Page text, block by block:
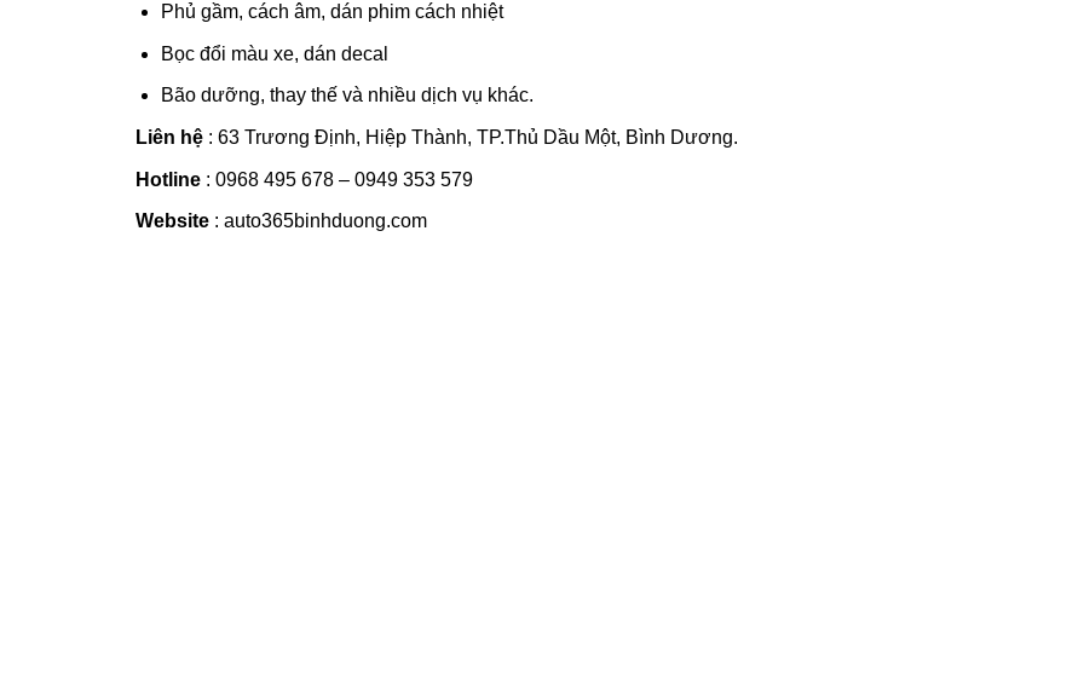
Phủ gầm, cách âm, dán phim cách nhiệt
Bọc đổi màu xe, dán decal
Bão dưỡng, thay thế và nhiều dịch vụ khác.
Liên hệ : 63 Trương Định, Hiệp Thành, TP.Thủ Dầu Một, Bình Dương.
Hotline : 0968 495 678 – 0949 353 579
Website : auto365binhduong.com